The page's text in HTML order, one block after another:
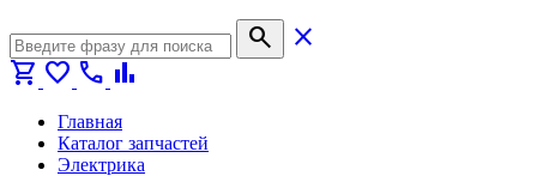
search
close
shopping_cart favorite call bar_chart
Главная
Каталог запчастей
Электрика